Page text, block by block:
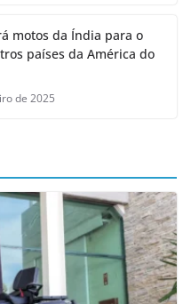
motos da Índia para o
países da América do
de 2025